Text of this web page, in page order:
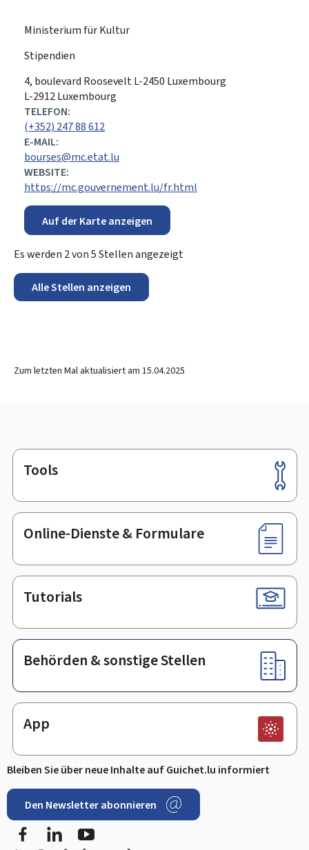
Ministerium für Kultur
Stipendien
ADRESSE:
4, boulevard RooseveltL-2450 Luxembourg
L-2912 Luxembourg
TELEFON:
(+352) 247 88 612
E-MAIL:
bourses@mc.etat.lu
WEBSITE:
https://mc.gouvernement.lu/fr.html
Auf der Karte anzeigen
Es werden 2von5Stellen angezeigt
Alle Stellen anzeigen
Zum letzten Mal aktualisiert am 15.04.2025
Footer
Tools
Online-Dienste & Formulare
Tutorials
Behörden & sonstige Stellen
App
Bleiben Sie über neue Inhalte auf Guichet.lu informiert
Den Newsletter abonnieren
FacebookLinkedIn